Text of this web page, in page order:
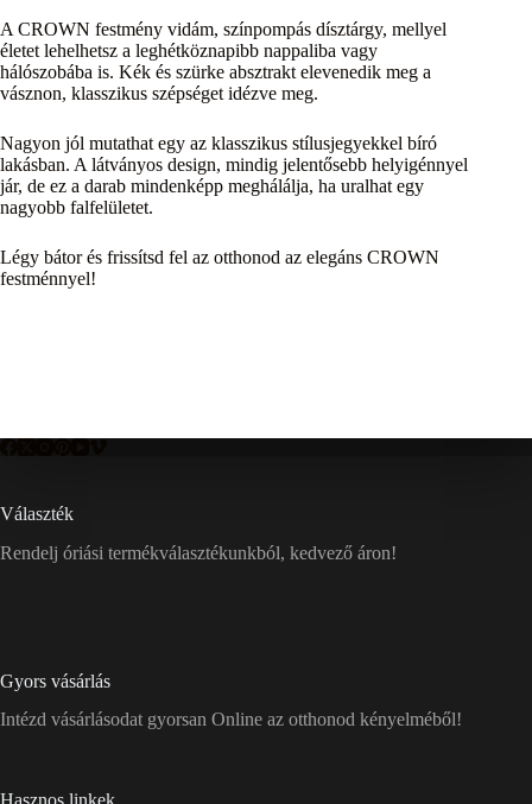
A CROWN festmény vidám, színpompás dísztárgy, mellyel
életet lehelhetsz a leghétköznapibb nappaliba vagy
hálószobába is. Kék és szürke absztrakt elevenedik meg a
vásznon, klasszikus szépséget idézve meg.
Nagyon jól mutathat egy az klasszikus stílusjegyekkel bíró
lakásban. A látványos design, mindig jelentősebb helyigénnyel
jár, de ez a darab mindenképp meghálálja, ha uralhat egy
nagyobb falfelületet.
Légy bátor és frissítsd fel az otthonod az elegáns CROWN
festménnyel!
Választék
Rendelj óriási termékválasztékunkból, kedvező áron!
Gyors vásárlás
Intézd vásárlásodat gyorsan Online az otthonod kényelméből!